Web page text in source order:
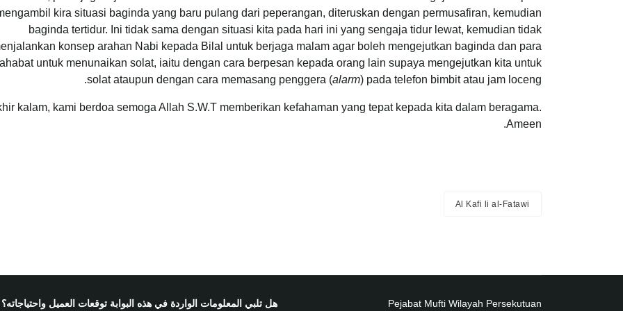
kira situasi baginda yang baru pulang dari peperangan, diteruskan dengan permusafiran, kemudian
baginda tertidur. Ini tidak sama dengan situasi kita pada hari ini yang sengaja tidur lewat, kemudian tidak
konsep arahan Nabi kepada Bilal untuk berjaga malam agar boleh mengejutkan baginda dan para
untuk menunaikan solat, iaitu dengan cara berpesan kepada orang lain supaya mengejutkan kita untuk
solat ataupun dengan cara memasang penggera (alarm) pada telefon bimbit atau jam loceng.
kalam, kami berdoa semoga Allah S.W.T memberikan kefahaman yang tepat kepada kita dalam beragama.
Ameen.
Al Kafi li al-Fatawi
Pejabat Mufti Wilayah Persekutuan هل تلبي المعلومات الواردة في هذه البوابة توقعات العميل واحتياجاته؟